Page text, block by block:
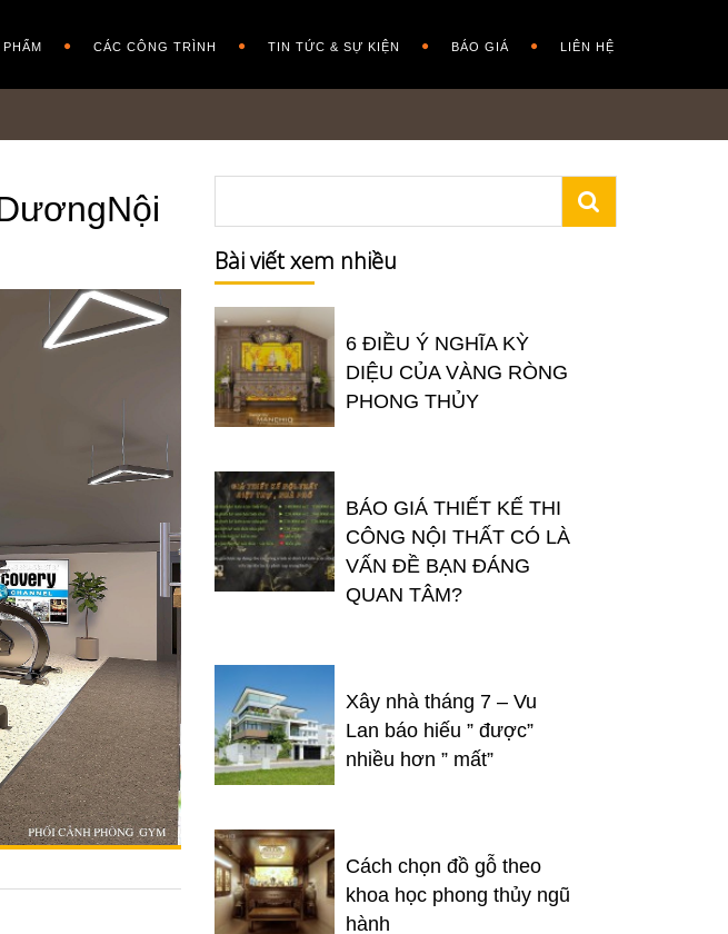
PHẨM CÁC CÔNG TRÌNH TIN TỨC & SỰ KIỆN BÁO GIÁ LIÊN HỆ
Bài viết xem nhiều
6 ĐIỀU Ý NGHĨA KỲ
DIỆU CỦA VÀNG RÒNG
PHONG THỦY
BÁO GIÁ THIẾT KẾ THI
CÔNG NỘI THẤT CÓ LÀ
VẤN ĐỀ BẠN ĐÁNG
QUAN TÂM?
Xây nhà tháng 7 – Vu
Lan báo hiếu ” được”
nhiều hơn ” mất”
Cách chọn đồ gỗ theo
khoa học phong thủy ngũ
hành